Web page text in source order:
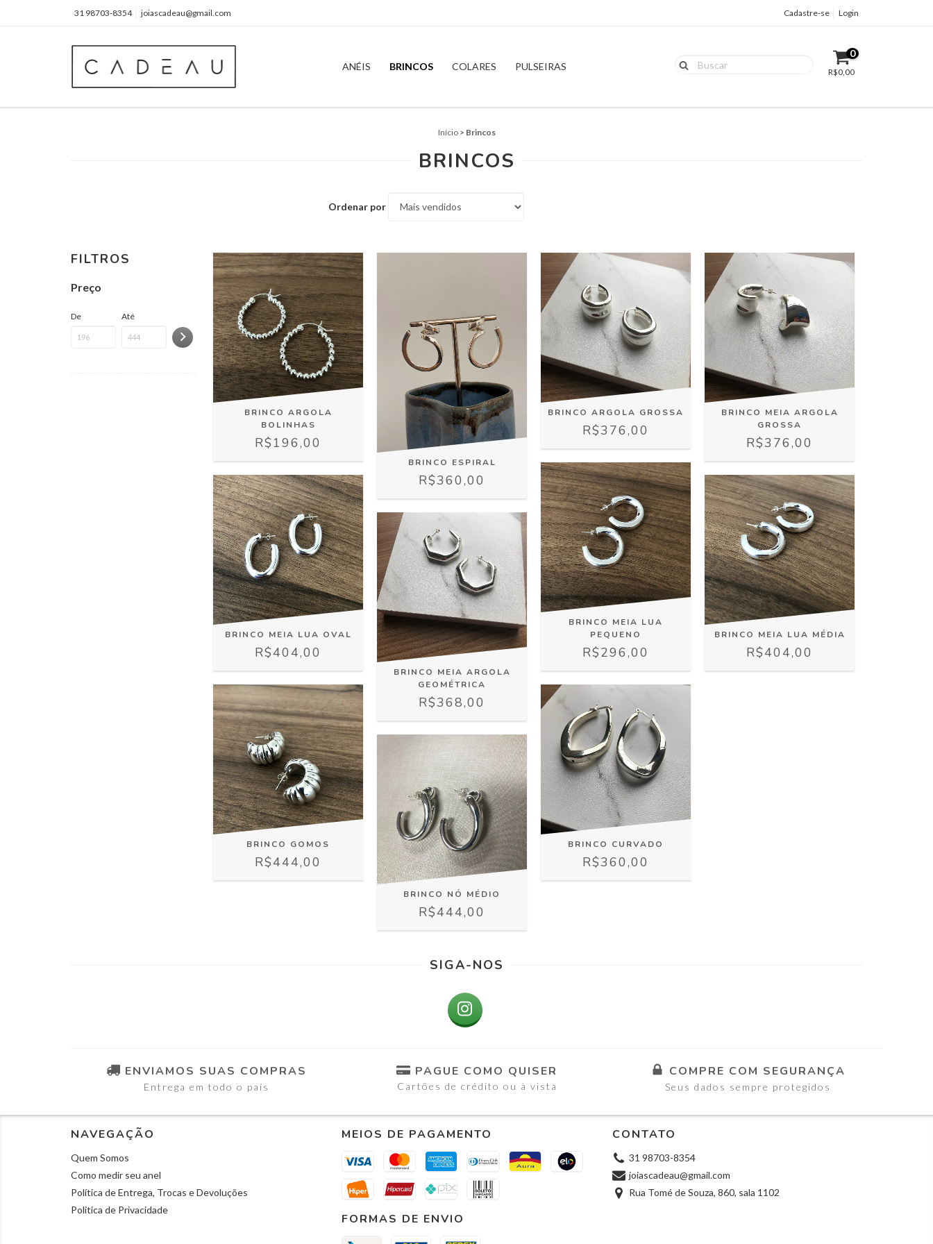
31 98703-8354 joiascadeau@gmail.com Cadastre-se Login
ANÉIS BRINCOS COLARES PULSEIRAS
0
R$0,00
Início > Brincos
BRINCOS
Ordenar por
FILTROS
Preço
De Até
BRINCO ARGOLA
BOLINHAS
R$196,00
BRINCO ESPIRAL
R$360,00
BRINCO ARGOLA GROSSA
R$376,00
BRINCO MEIA ARGOLA
GROSSA
R$376,00
BRINCO MEIA LUA OVAL
R$404,00
BRINCO MEIA ARGOLA
GEOMÉTRICA
R$368,00
BRINCO MEIA LUA
PEQUENO
R$296,00
BRINCO MEIA LUA MÉDIA
R$404,00
BRINCO GOMOS
R$444,00
BRINCO NÓ MÉDIO
R$444,00
BRINCO CURVADO
R$360,00
SIGA-NOS
ENVIAMOS SUAS COMPRAS
Entrega em todo o país
PAGUE COMO QUISER
Cartões de crédito ou à vista
COMPRE COM SEGURANÇA
Seus dados sempre protegidos
NAVEGAÇÃO
Quem Somos
Como medir seu anel
Política de Entrega, Trocas e Devoluções
Politica de Privacidade
MEIOS DE PAGAMENTO
FORMAS DE ENVIO
CONTATO
31 98703-8354
joiascadeau@gmail.com
Rua Tomé de Souza, 860, sala 1102